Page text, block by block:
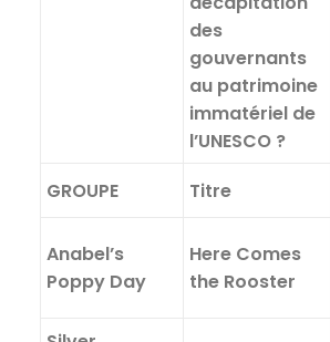
des
gouvernants
au patrimoine
immatériel de
l’UNESCO ?
GROUPE
Titre
Anabel’s
Poppy Day
Here Comes
the Rooster